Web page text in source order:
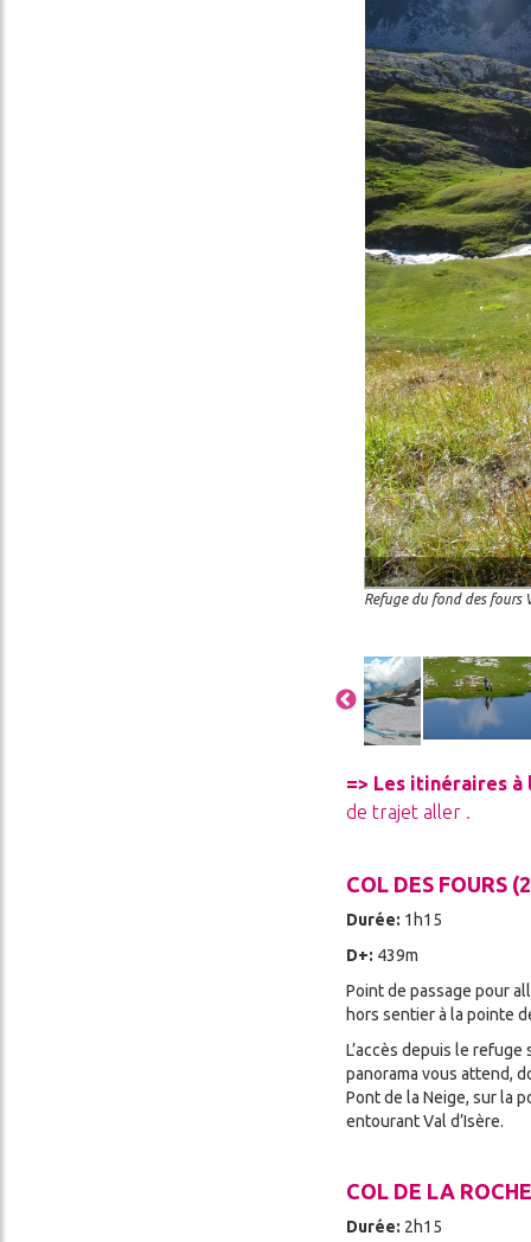
Refuge du fond des fours
Image
=> Les itinéraires à
de trajet aller .
COL DES FOURS
Durée: 1h15
D+: 439m
Point de passage pour
hors sentier à la pointe
L’accès depuis le
panorama vous attend,
Pont de la Neige, sur la
entourant Val d’Isère.
COL DE LA
Durée: 2h15